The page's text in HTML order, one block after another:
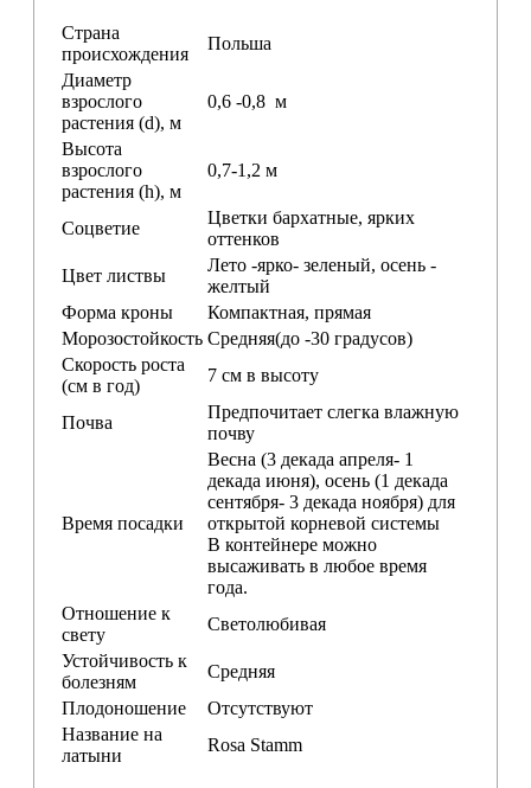
Страна
происхождения
Польша
Диаметр
взрослого
растения (d), м
0,6 -0,8 м
Высота
взрослого
растения (h), м
0,7-1,2 м
Соцветие
Цветки бархатные, ярких
оттенков
Цвет листвы
Лето -ярко- зеленый, осень -
желтый
Форма кроны
Компактная, прямая
Морозостойкость Средняя(до -30 градусов)
Скорость роста
(см в год)
7 см в высоту
Почва
Предпочитает слегка влажную
почву
Время посадки
Весна (3 декада апреля- 1
декада июня), осень (1 декада
сентября- 3 декада ноября) для
открытой корневой системы
В контейнере можно
высаживать в любое время
года.
Отношение к
свету
Светолюбивая
Устойчивость к
болезням
Средняя
Плодоношение
Отсутствуют
Название на
латыни
Rosa Stamm